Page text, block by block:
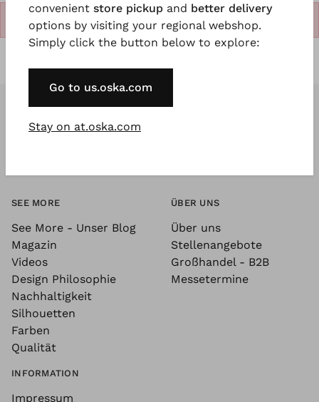
Keine Produkte.
SEE MORE
See More - Unser Blog
Magazin
Videos
Design Philosophie
Nachhaltigkeit
Silhouetten
Farben
Qualität
ÜBER UNS
Über uns
Stellenangebote
Großhandel - B2B
Messetermine
INFORMATION
Impressum
convenient store pickup and better delivery
options by visiting your regional webshop.
Simply click the button below to explore:
Go to us.oska.com
Stay on at.oska.com